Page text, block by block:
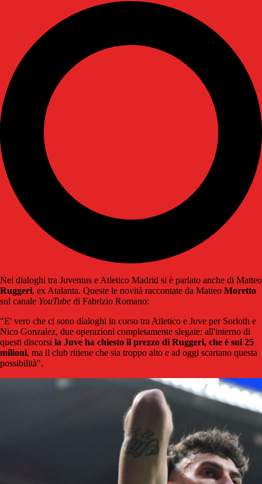
Nei dialoghi tra Juventus e Atletico Madrid si è parlato anche di Matteo
Ruggeri, ex Atalanta. Queste le novità raccontate da Matteo Moretto
sul canale YouTube di Fabrizio Romano:
"E' vero che ci sono dialoghi in corso tra Atletico e Juve per Sorloth e
Nico Gonzalez, due operazioni completamente slegate: all'interno di
questi discorsi la Juve ha chiesto il prezzo di Ruggeri, che è sui 25
milioni, ma il club ritiene che sia troppo alto e ad oggi scartano questa
possibilità".